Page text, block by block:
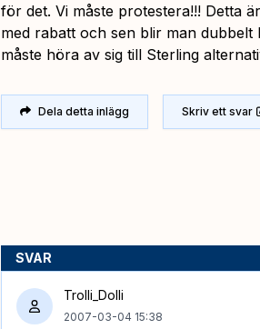
för det. Vi måste protestera!!! Detta
med rabatt och sen blir man
måste höra av sig till Sterling
Dela detta inlägg Skriv ett svar
SVAR
Trolli_Dolli
2007-03-04 15:38